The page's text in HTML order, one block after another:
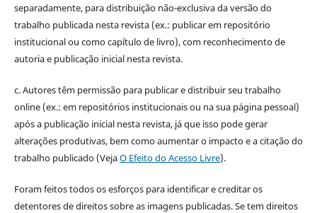
separadamente, para distribuição não-exclusiva da versão do
trabalho publicada nesta revista (ex.: publicar em repositório
institucional ou como capítulo de livro), com reconhecimento de
autoria e publicação inicial nesta revista.
c. Autores têm permissão para publicar e distribuir seu trabalho
online (ex.: em repositórios institucionais ou na sua página pessoal)
após a publicação inicial nesta revista, já que isso pode gerar
alterações produtivas, bem como aumentar o impacto e a citação do
trabalho publicado (VejaO Efeito do Acesso Livre).
Foram feitos todos os esforços para identificar e creditar os
detentores de direitos sobre as imagens publicadas. Se tem direitos